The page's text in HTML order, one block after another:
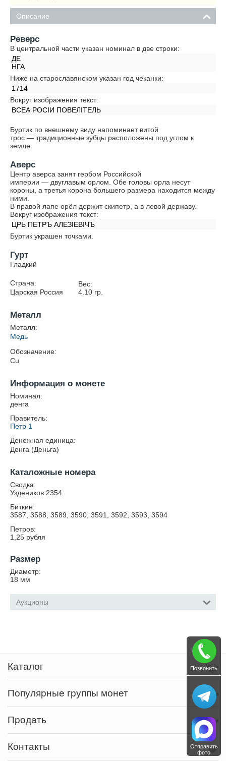
Описание
Реверс
В центральной части указан номинал в две строки:
ДЕ
НГА
Ниже на старославянском указан год чеканки:
1714
Вокруг изображения текст:
ВСЕѦ РОСIИ ПОВЕЛIТЕЛЬ
Буртик по внешнему виду напоминает витой
трос — традиционные зубцы расположены под углом к
земле.
Аверс
Центр аверса занят гербом Российской
империи — двуглавым орлом. Обе головы орла несут
короны, а третья корона большего размера находится между
ними.
В правой лапе орёл держит скипетр, а в левой державу.
Вокруг изображения текст:
ЦРЬ ПЕТРЪ АЛЕЗIЕВIЧЪ
Буртик украшен точками.
Гурт
Гладкий
Страна:
Царская Россия
Вес:
4.10гр.
Металл
Металл:
Медь
Обозначение:
Cu
Информация о монете
Номинал:
денга
Правитель:
Петр 1
Денежная единица:
Денга (Деньга)
Каталожные номера
Сводка:
Уздеников 2354
Биткин:
3587, 3588, 3589, 3590, 3591, 3592, 3593, 3594
Петров:
1,25 рубля
Размер
Диаметр:
18 мм
Аукционы
Каталог
Популярные группы монет
Продать
Контакты
Позвонить
Отправить
фото